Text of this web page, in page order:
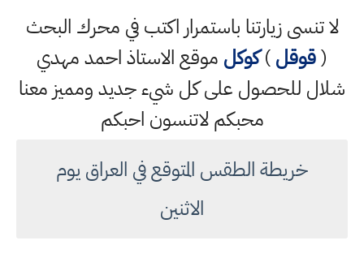
لا تنسى زيارتنا باستمرار اكتب في محرك البحث
(قوقل)كوكل موقع الاستاذ احمد مهدي
شلال للحصول على كل شيء جديد ومميز معنا
محبكم لاتنسون احبكم
خريطة الطقس المتوقع في العراق يوم
الاثنين